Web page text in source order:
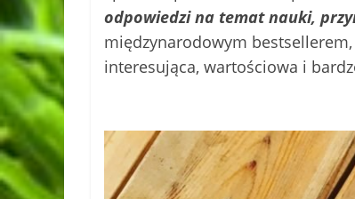
odpowiedzi na temat nauki,
międzynarodowym
interesująca, wartościowa i